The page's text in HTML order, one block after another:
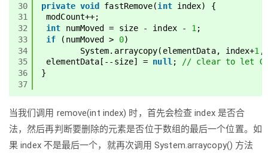
30
31
32
33
34
35
36
37
private void fastRemove(int index) {
modCount++;
int
numMoved = size - index - 1 ;
if
(numMoved > 0)
System.arraycopy(elementData, index+1 ,
elementData[--size] = null; // clear to let
}
当我们调用 remove(int index) 时，首先会检查 index 是否合
法，然后再判断要删除的元素是否位于数组的最后一个位置。如
果 index 不是最后一个，就再次调用 System.arraycopy() 方法